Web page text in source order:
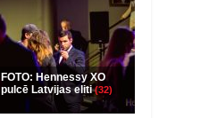
FOTO: Hennessy XO
pulcē Latvijas eliti(32)